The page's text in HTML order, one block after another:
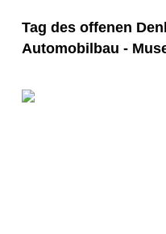
Tag des offenen
Automobilbau -